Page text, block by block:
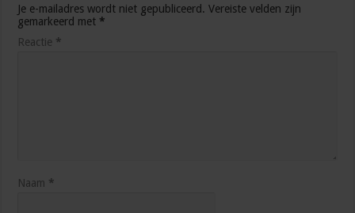
Je e-mailadres wordt niet gepubliceerd. Vereiste velden zijn
gemarkeerd met *
Reactie *
Naam *